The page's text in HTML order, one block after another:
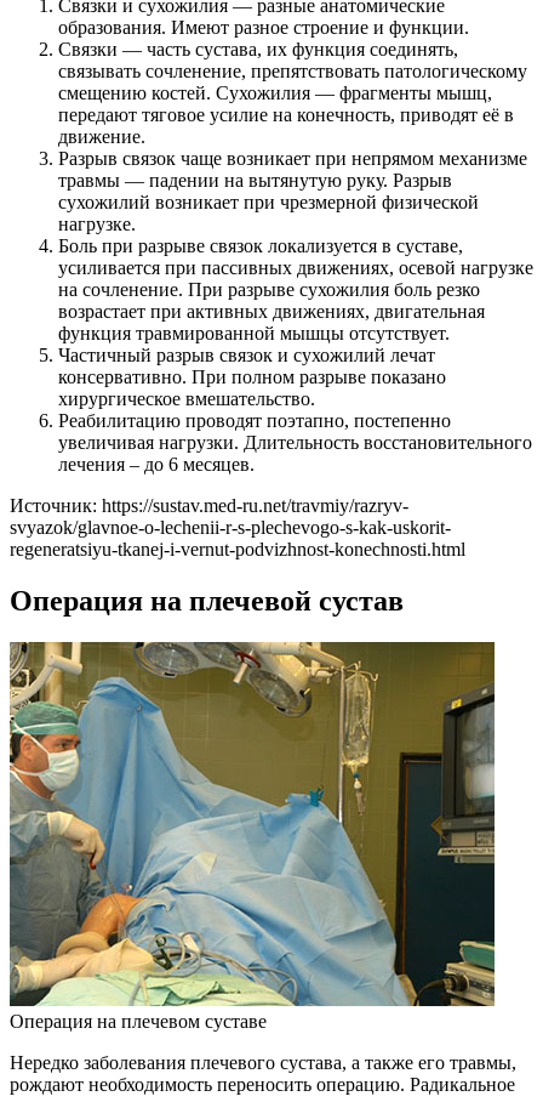
Связки и сухожилия — разные анатомические
образования. Имеют разное строение и функции.
Связки — часть сустава, их функция соединять,
связывать сочленение, препятствовать патологическому
смещению костей. Сухожилия — фрагменты мышц,
передают тяговое усилие на конечность, приводят её в
движение.
Разрыв связок чаще возникает при непрямом механизме
травмы — падении на вытянутую руку. Разрыв
сухожилий возникает при чрезмерной физической
нагрузке.
Боль при разрыве связок локализуется в суставе,
усиливается при пассивных движениях, осевой нагрузке
на сочленение. При разрыве сухожилия боль резко
возрастает при активных движениях, двигательная
функция травмированной мышцы отсутствует.
Частичный разрыв связок и сухожилий лечат
консервативно. При полном разрыве показано
хирургическое вмешательство.
Реабилитацию проводят поэтапно, постепенно
увеличивая нагрузки. Длительность восстановительного
лечения – до 6 месяцев.
Источник: https://sustav.med-ru.net/travmiy/razryv-
svyazok/glavnoe-o-lechenii-r-s-plechevogo-s-kak-uskorit-
regeneratsiyu-tkanej-i-vernut-podvizhnost-konechnosti.html
Операция на плечевой сустав
Операция на плечевом суставе
Нередко заболевания плечевого сустава, а также его травмы,
рождают необходимость переносить операцию. Радикальное